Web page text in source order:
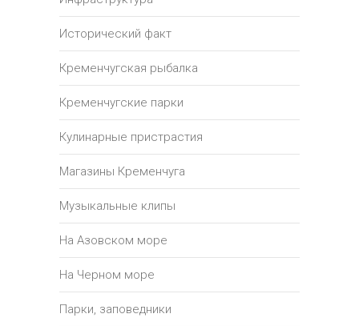
Исторический факт
Кременчугская рыбалка
Кременчугские парки
Кулинарные пристрастия
Магазины Кременчуга
Музыкальные клипы
На Азовском море
На Черном море
Парки, заповедники